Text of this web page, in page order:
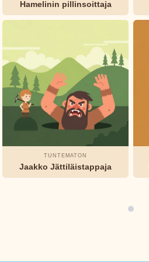
Ystävyys
Rohkeus
Rehellisyys
TUNNELMA
&
FORMAATTI
Iltasadut
Klassikoita
Huumori
Mysteerit
Boky
Stories
Charles
Perrault
Elsa
Beskow
George
Haven
Putnam
Hamelinin pillinsoittaja
TUNTEMATON
Jaakko Jättiläistappaja